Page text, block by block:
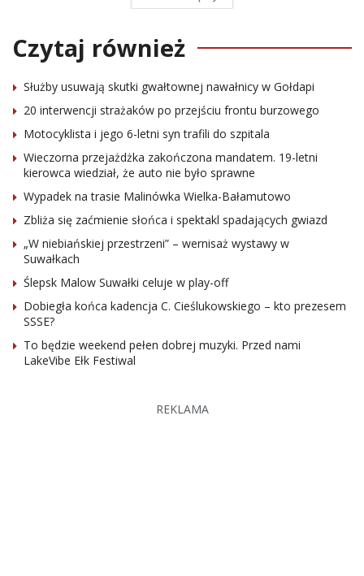
Czytaj również
Służby usuwają skutki gwałtownej nawałnicy w Gołdapi
20 interwencji strażaków po przejściu frontu burzowego
Motocyklista i jego 6-letni syn trafili do szpitala
Wieczorna przejażdżka zakończona mandatem. 19-letni
kierowca wiedział, że auto nie było sprawne
Wypadek na trasie Malinówka Wielka-Bałamutowo
Zbliża się zaćmienie słońca i spektakl spadających gwiazd
„W niebiańskiej przestrzeni” – wernisaż wystawy w
Suwałkach
Ślepsk Malow Suwałki celuje w play-off
Dobiegła końca kadencja C. Cieślukowskiego – kto prezesem
SSSE?
To będzie weekend pełen dobrej muzyki. Przed nami
LakeVibe Ełk Festiwal
REKLAMA